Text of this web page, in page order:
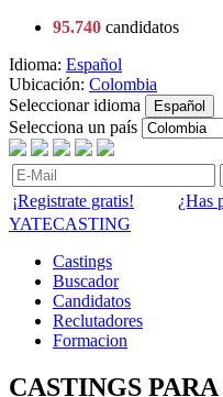
95.740 candidatos
Idioma: Español
Ubicación: Colombia
Seleccionar idioma
Español
Selecciona un país
¡Registrate gratis!
¿Has
YATECASTING
Castings
Buscador
Candidatos
Reclutadores
Formacion
CASTINGS